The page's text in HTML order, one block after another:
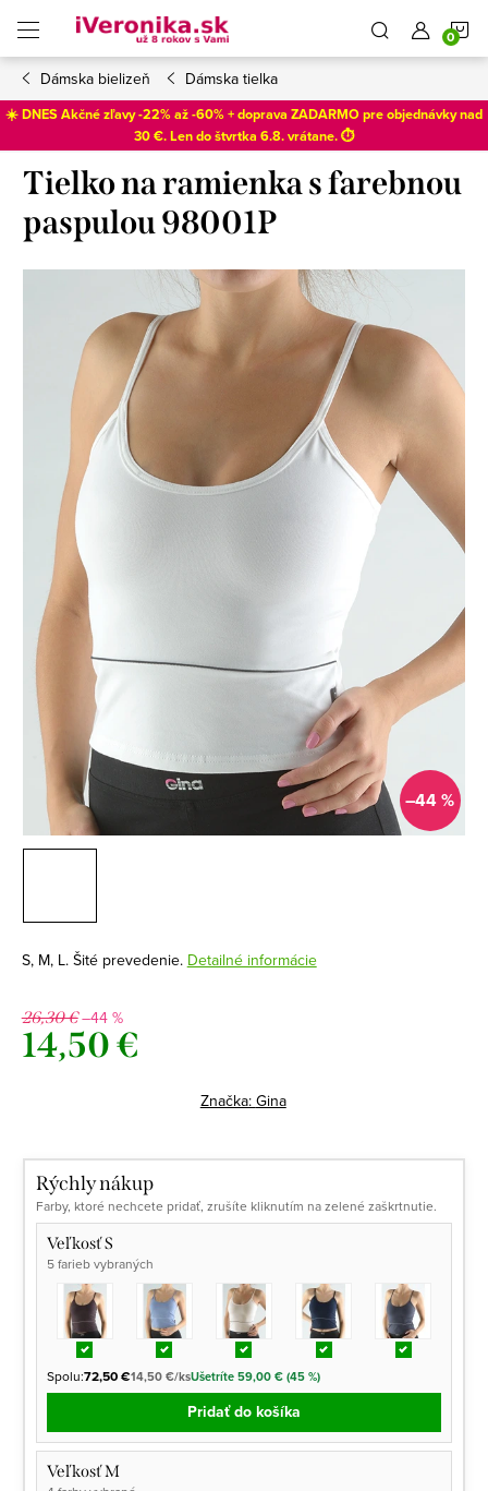
obsah
Dámska bielizeň Dámska tielka
☀️ DNES Akčné zľavy -22% až -60% + doprava ZADARMO pre objednávky nad
30 €. Len doštvrtka 6.8. vrátane. ⏱️
Tielko na ramienka s farebnou
paspulou 98001P
–44 %
S, M, L. Šité prevedenie. Detailné informácie
26,30 €–44 %
14,50 €
Značka: Gina
Rýchly nákup
Farby, ktoré nechcete pridať, zrušíte kliknutím na zelené zaškrtnutie.
Veľkosť S
5 farieb vybraných
Spolu:72,50 €14,50 €/ksUšetríte 59,00 € (45 %)
Pridať do košíka
Veľkosť M